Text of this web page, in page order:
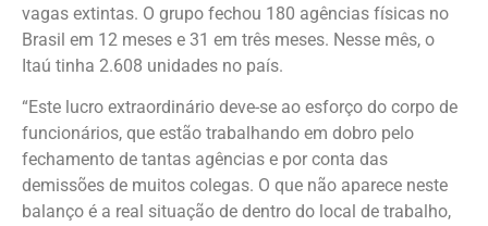
vagas extintas. O grupo fechou 180 agências físicas no
Brasil em 12 meses e 31 em três meses. Nesse mês, o
Itaú tinha 2.608 unidades no país.
“Este lucro extraordinário deve-se ao esforço do corpo de
funcionários, que estão trabalhando em dobro pelo
fechamento de tantas agências e por conta das
demissões de muitos colegas. O que não aparece neste
balanço é a real situação de dentro do local de trabalho,